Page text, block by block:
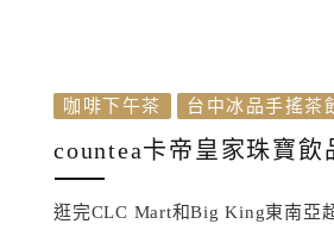
咖啡下午茶 台中冰品手搖茶
countea卡帝皇家珠寶
逛完CLC Mart和Big King東南亞